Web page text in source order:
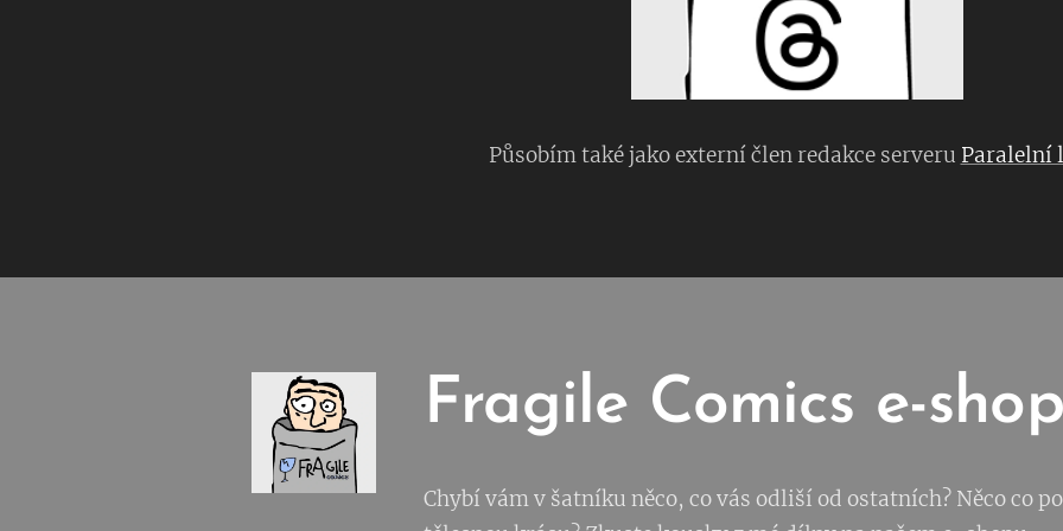
Působím také jako externí člen redakce serveru Paralelní
Fragile Comics e-shop
Chybí vám v šatníku něco, co vás odliší od ostatních? Něco co